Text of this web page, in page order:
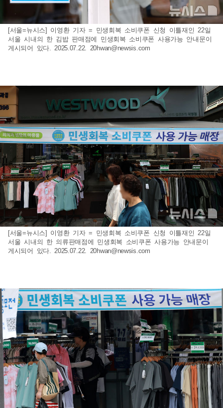
[서울=뉴시스] 이영환 기자 = 민생회복 소비쿠폰 신청 이틀재인 22일
서울 시내의 한 김밥 판매점에 민생회복 소비쿠폰 사용가능 안내문이
게시되어 있다. 2025.07.22. 20hwan@newsis.com
[서울=뉴시스] 이영환 기자 = 민생회복 소비쿠폰 신청 이틀재인 22일
서울 시내의 한 의류판매점에 민생회복 소비쿠폰 사용가능 안내문이
게시되어 있다. 2025.07.22. 20hwan@newsis.com